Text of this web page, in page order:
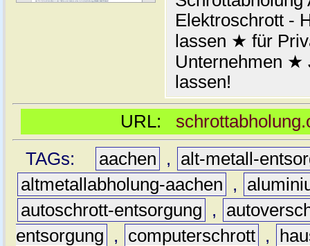
Elektroschrott -
lassen ★ für
Unternehmen ★
lassen!
URL:
TAGs:
aachen ,
alt-metall-
altmetallabholung-aachen
,
autoschrott-entsorgung
,
entsorgung
, computerschrott ,